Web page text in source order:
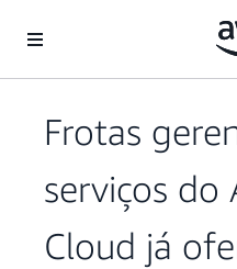
Pular para o conteúdo principal
Frotas
serviços do
Cloud já